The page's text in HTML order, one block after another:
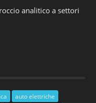
analitico a settori
auto elettriche